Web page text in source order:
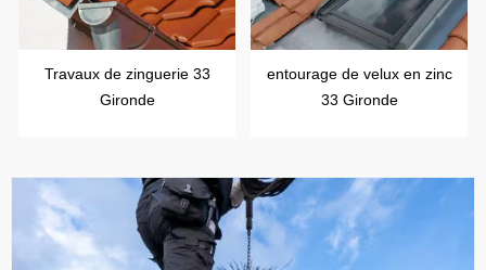
Travaux de zinguerie 33
Gironde
entourage de velux en zinc
33 Gironde